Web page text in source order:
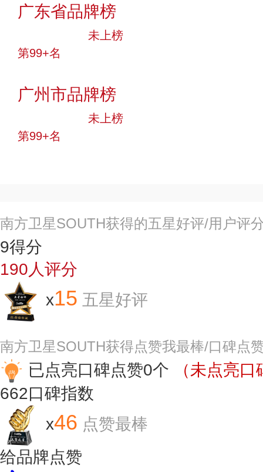
广东省品牌榜
未上榜
第99+名
广州市品牌榜
未上榜
第99+名
南方卫星SOUTH获得的五星好评/用户评
9得分
190人评分
x15 五星好评
南方卫星SOUTH获得点赞我最棒/口碑点
已点亮口碑点赞0个
（未点亮
662口碑指数
x46 点赞最棒
给品牌点赞